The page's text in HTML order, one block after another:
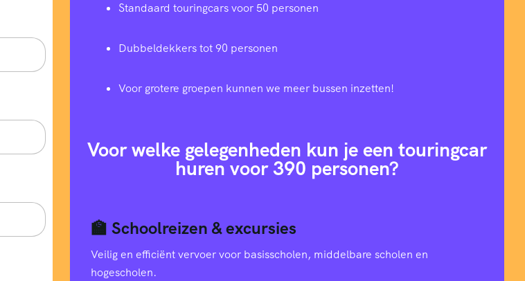
Standaard touringcars voor 50 personen
Dubbeldekkers tot 90 personen
Voor grotere groepen kunnen we meer bussen inzetten!
Voor welke gelegenheden kun je een touringcar
huren voor 390 personen?
🏫 Schoolreizen & excursies
Veilig en efficiënt vervoer voor basisscholen, middelbare scholen en
hogescholen.